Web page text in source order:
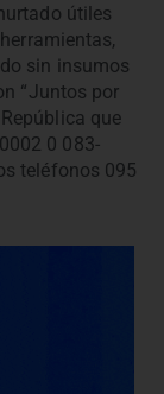
útiles
sin insumos
“Juntos por
que
0 083-
teléfonos 095